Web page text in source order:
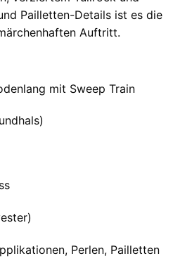
Pailletten-Details ist es die
Auftritt.
mit Sweep Train
Perlen, Pailletten